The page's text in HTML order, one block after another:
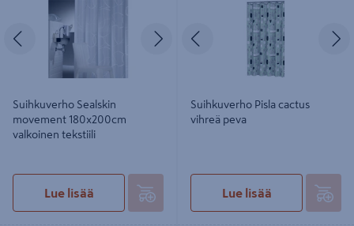
Edellinen Seuraava
Suihkuverho Sealskin
movement 180x200cm
valkoinen tekstiili
Lue lisää
Edellinen
Suihkuverho Pisla cactus
vihreä peva
Lue lisää